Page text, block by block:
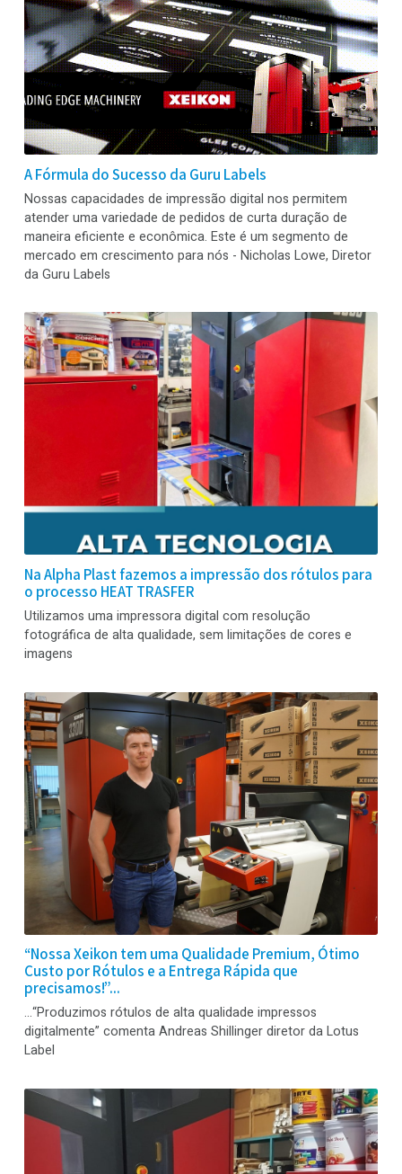
Nossas capacidades de impressão digital nos permitem
atender uma variedade de pedidos de curta duração de
maneira eficiente e econômica. Este é um segmento de
mercado em crescimento para nós - Nicholas Lowe,
Na Alpha Plast fazemos a impressão dos rótulos
o processo HEAT TRASFER
Utilizamos uma impressora digital com resolução
fotográfica de alta qualidade, sem limitações de cores e
imagens
“Nossa Xeikon tem uma Qualidade Premium, Ótimo